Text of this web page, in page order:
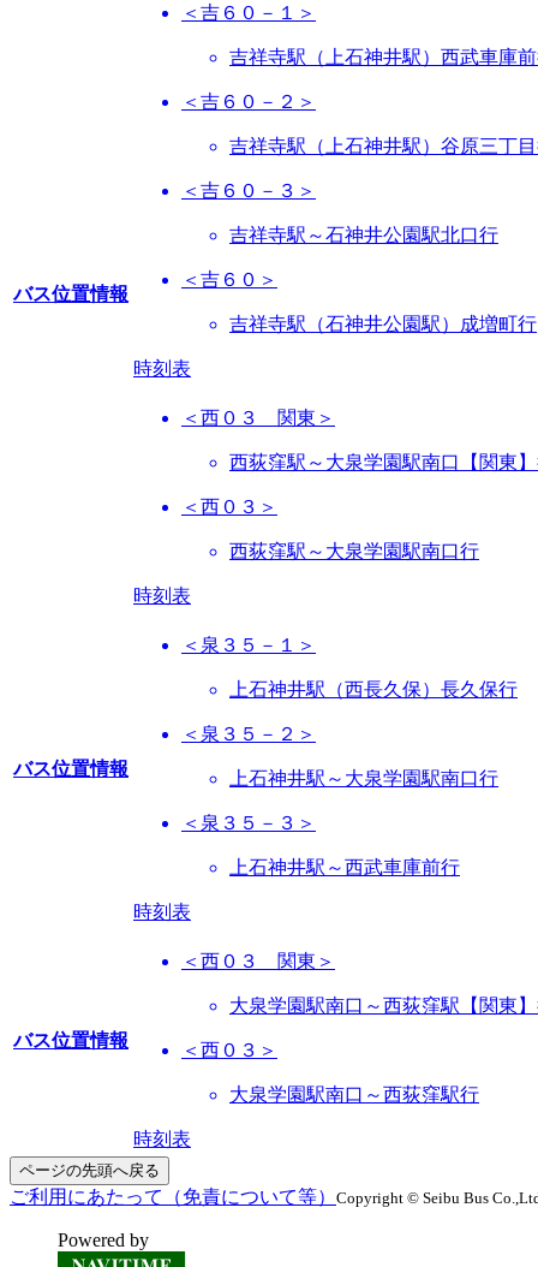
バス位置情報
＜吉６０－１＞
吉祥寺駅（上石神井駅）西武車庫
＜吉６０－２＞
吉祥寺駅（上石神井駅）谷原三丁
＜吉６０－３＞
吉祥寺駅～石神井公園駅北口行
＜吉６０＞
吉祥寺駅（石神井公園駅）成増町行
時刻表
＜西０３ 関東＞
西荻窪駅～大泉学園駅南口【関東
＜西０３＞
西荻窪駅～大泉学園駅南口行
時刻表
バス位置情報
＜泉３５－１＞
上石神井駅（西長久保）長久保行
＜泉３５－２＞
上石神井駅～大泉学園駅南口行
＜泉３５－３＞
上石神井駅～西武車庫前行
時刻表
バス位置情報
＜西０３ 関東＞
大泉学園駅南口～西荻窪駅【関東
＜西０３＞
大泉学園駅南口～西荻窪駅行
時刻表
ページの先頭へ戻る
ご利用にあたって（免責について等） Copyright © Seibu Bus
Powered by